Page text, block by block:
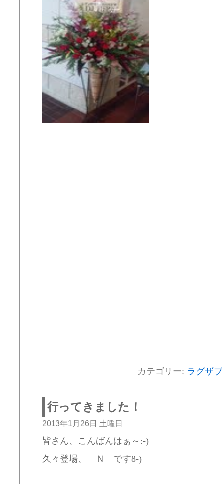
カテゴリー: ラグザ
行ってきました！
2013年1月26日 土曜日
皆さん、こんばんはぁ～:-)
久々登場、 Ｎ です8-)